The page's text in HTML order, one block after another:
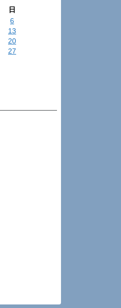
日
6
13
20
27